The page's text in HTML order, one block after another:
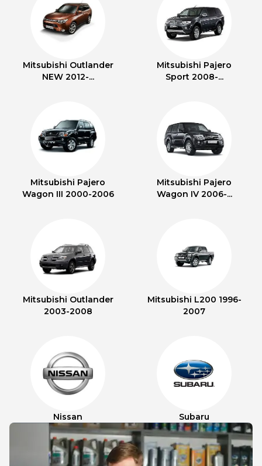
Mitsubishi Outlander
NEW 2012-...
Mitsubishi Pajero
Sport 2008-...
Mitsubishi Pajero
Wagon III 2000-2006
Mitsubishi Pajero
Wagon IV 2006-...
Mitsubishi Outlander
2003-2008
Mitsubishi L200 1996-
2007
Nissan Subaru